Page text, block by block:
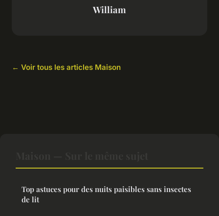
William
← Voir tous les articles Maison
Top astuces pour des nuits paisibles sans insectes
de lit